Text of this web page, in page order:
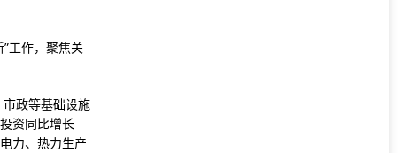
工作，聚焦关
政等基础设施
资同比增长
力、热力生产